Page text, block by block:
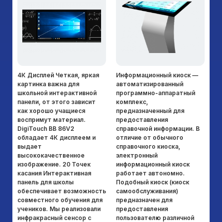
немесе ақылды үй жүйелерін сенімді жеткізуші
қажет болса, бізге хабарласыңыз. Біз әр клиентке
сапаға, сенімділікке және жеке көзқарасқа кепілдік
береміз.
4К Дисплей Четкая, яркая
картинка важна для
школьной интерактивной
панели, от этого зависит
как хорошо учащиеся
воспримут материал.
DigiTouch BB 86V2
обладает 4К дисплеем и
выдает
высококачественное
изображение. 20 Точек
касания Интерактивная
панель для школы
обеспечивает возможность
совместного обучения для
учеников. Мы реализовали
инфракрасный сенсор с
Информационный киоск —
автоматизированный
программно-аппаратный
комплекс,
предназначенный для
предоставления
справочной информации. В
отличие от обычного
справочного киоска,
электронный
информационный киоск
работает автономно.
Подобный киоск (киоск
самообслуживания)
предназначен для
предоставления
пользователю различной